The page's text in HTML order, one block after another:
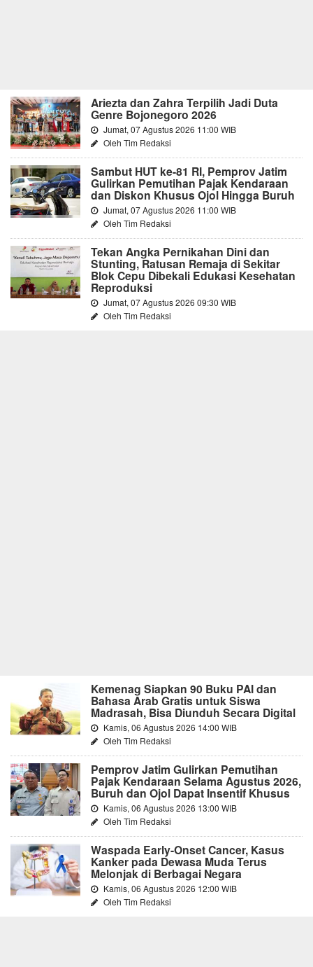
Ariezta dan Zahra Terpilih Jadi Duta
Genre Bojonegoro 2026
Jumat, 07 Agustus 2026 11:00 WIB
Oleh Tim Redaksi
Sambut HUT ke-81 RI, Pemprov Jatim
Gulirkan Pemutihan Pajak Kendaraan
dan Diskon Khusus Ojol Hingga Buruh
Jumat, 07 Agustus 2026 11:00 WIB
Oleh Tim Redaksi
Tekan Angka Pernikahan Dini dan
Stunting, Ratusan Remaja di Sekitar
Blok Cepu Dibekali Edukasi Kesehatan
Reproduksi
Jumat, 07 Agustus 2026 09:30 WIB
Oleh Tim Redaksi
Kemenag Siapkan 90 Buku PAI dan
Bahasa Arab Gratis untuk Siswa
Madrasah, Bisa Diunduh Secara Digital
Kamis, 06 Agustus 2026 14:00 WIB
Oleh Tim Redaksi
Pemprov Jatim Gulirkan Pemutihan
Pajak Kendaraan Selama Agustus 2026,
Buruh dan Ojol Dapat Insentif Khusus
Kamis, 06 Agustus 2026 13:00 WIB
Oleh Tim Redaksi
Waspada Early-Onset Cancer, Kasus
Kanker pada Dewasa Muda Terus
Melonjak di Berbagai Negara
Kamis, 06 Agustus 2026 12:00 WIB
Oleh Tim Redaksi